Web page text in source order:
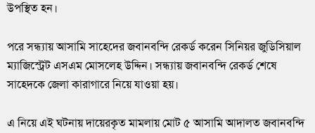
উপস্থিত হন।
পরে সন্ধ্যায় আসামি সাহেদের জবানবন্দি রেকর্ড করেন সিনিয়র জুডিসিয়াল
ম্যাজিস্ট্রেট এসএম মোসলেহ উদ্দিন। সন্ধ্যায় জবানবন্দি রেকর্ড শেষে
সাহেদকে জেলা কারাগারে নিয়ে যাওয়া হয়।
এ নিয়ে এই ঘটনায় দায়েরকৃত মামলায় মোট ৫ আসামি আদালত জবানবন্দি